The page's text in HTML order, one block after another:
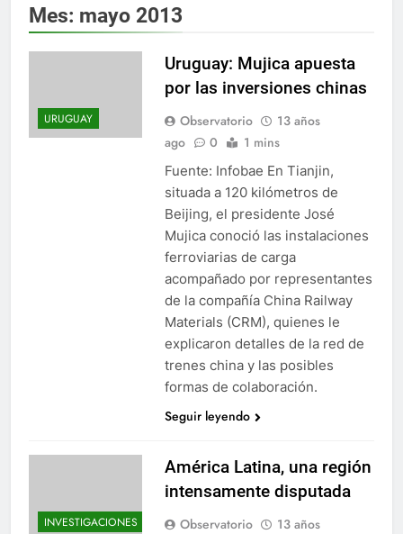
Mes: mayo 2013
URUGUAY
Uruguay: Mujica apuesta
por las inversiones chinas
Observatorio
13 años
ago
0 1 mins
Fuente: Infobae En Tianjin,
situada a 120 kilómetros de
Beijing, el presidente José
Mujica conoció las instalaciones
ferroviarias de carga
acompañado por representantes
de la compañía China Railway
Materials (CRM), quienes le
explicaron detalles de la red de
trenes china y las posibles
formas de colaboración.
Seguir leyendo
INVESTIGACIONES
América Latina, una región
intensamente disputada
Observatorio
13 años